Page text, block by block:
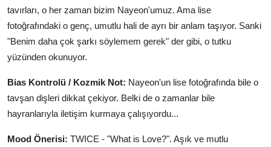
tavırları, o her zaman bizim Nayeon'umuz. Ama lise
fotoğrafındaki o genç, umutlu hali de ayrı bir anlam taşıyor. Sanki
"Benim daha çok şarkı söylemem gerek" der gibi, o tutku
yüzünden okunuyor.
Bias Kontrolü / Kozmik Not: Nayeon'un lise fotoğrafında bile o
tavşan dişleri dikkat çekiyor. Belki de o zamanlar bile
hayranlarıyla iletişim kurmaya çalışıyordu...
Mood Önerisi: TWICE - "What is Love?". Aşık ve mutlu